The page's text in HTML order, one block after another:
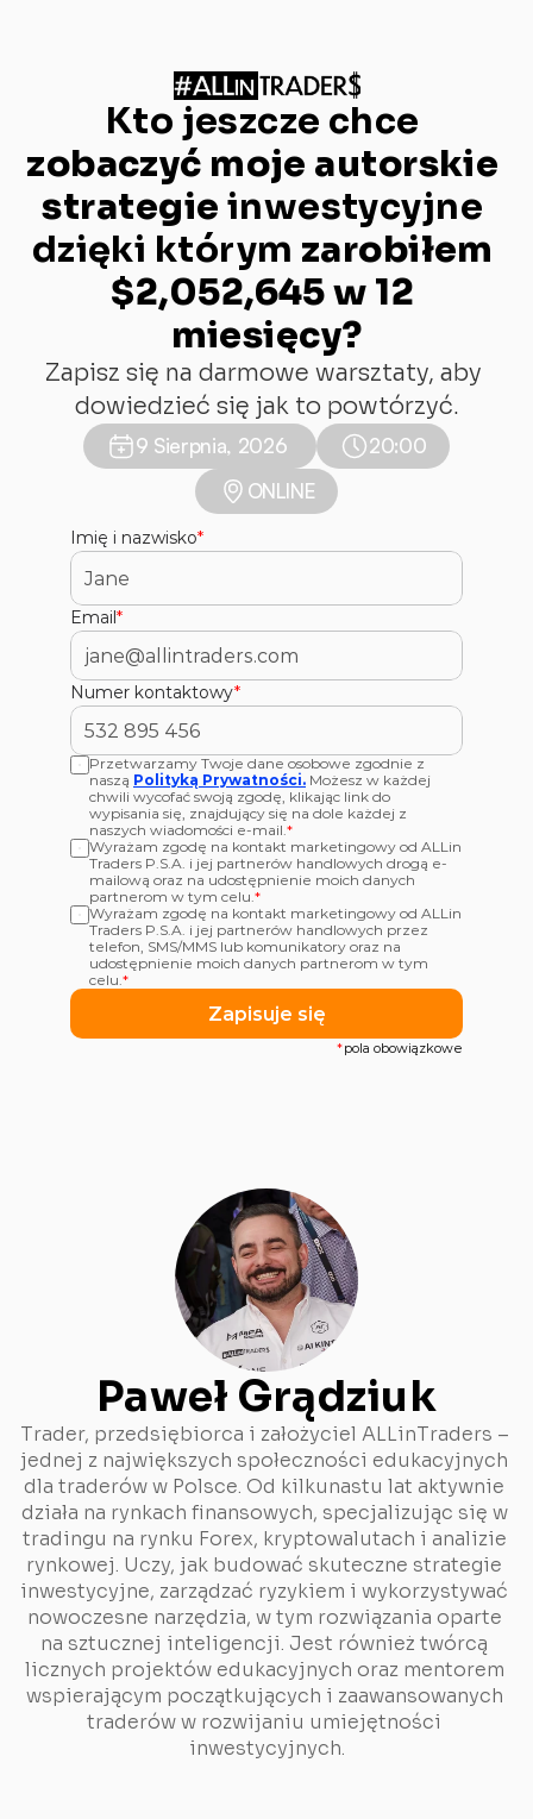
zobaczyć moje autorskie
strategie inwestycyjne
dzięki którym zarobiłem
$2,052,645 w 12
miesięcy?
Zapisz się na darmowe warsztaty, aby
dowiedzieć się jak to powtórzyć.
9 Sierpnia, 2026
20:00
ONLINE
Imię i nazwisko*
Email*
Numer kontaktowy*
Przetwarzamy Twoje dane osobowe zgodnie z
naszą Polityką Prywatności. Możesz w każdej
chwili wycofać swoją zgodę, klikając link do
wypisania się, znajdujący się na dole każdej z
naszych wiadomości e-mail.*
Wyrażam zgodę na kontakt marketingowy od ALLin
Traders P.S.A. i jej partnerów handlowych drogą e-
mailową oraz na udostępnienie moich danych
partnerom w tym celu.*
Wyrażam zgodę na kontakt marketingowy od ALLin
Traders P.S.A. i jej partnerów handlowych przez
telefon, SMS/MMS lub komunikatory oraz na
udostępnienie moich danych partnerom w tym
celu.*
Zapisuje się
*pola obowiązkowe
Paweł Grądziuk
Trader, przedsiębiorca i założyciel ALLinTraders –
jednej z największych społeczności edukacyjnych
dla traderów w Polsce. Od kilkunastu lat aktywnie
działa na rynkach finansowych, specjalizując się w
tradingu na rynku Forex, kryptowalutach i analizie
rynkowej. Uczy, jak budować skuteczne strategie
inwestycyjne, zarządzać ryzykiem i wykorzystywać
nowoczesne narzędzia, w tym rozwiązania oparte
na sztucznej inteligencji. Jest również twórcą
licznych projektów edukacyjnych oraz mentorem
wspierającym początkujących i zaawansowanych
traderów w rozwijaniu umiejętności
inwestycyjnych.